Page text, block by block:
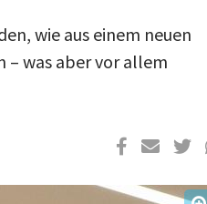
wie aus einem neuen
– was aber vor allem